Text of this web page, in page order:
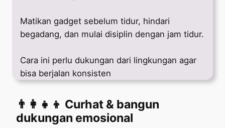
Matikan gadget sebelum tidur, hindari
begadang, dan mulai disiplin dengan jam tidur.
Cara ini perlu dukungan dari lingkungan agar
bisa berjalan konsisten
👨‍👩‍👧‍👦 Curhat & bangun
dukungan emosional